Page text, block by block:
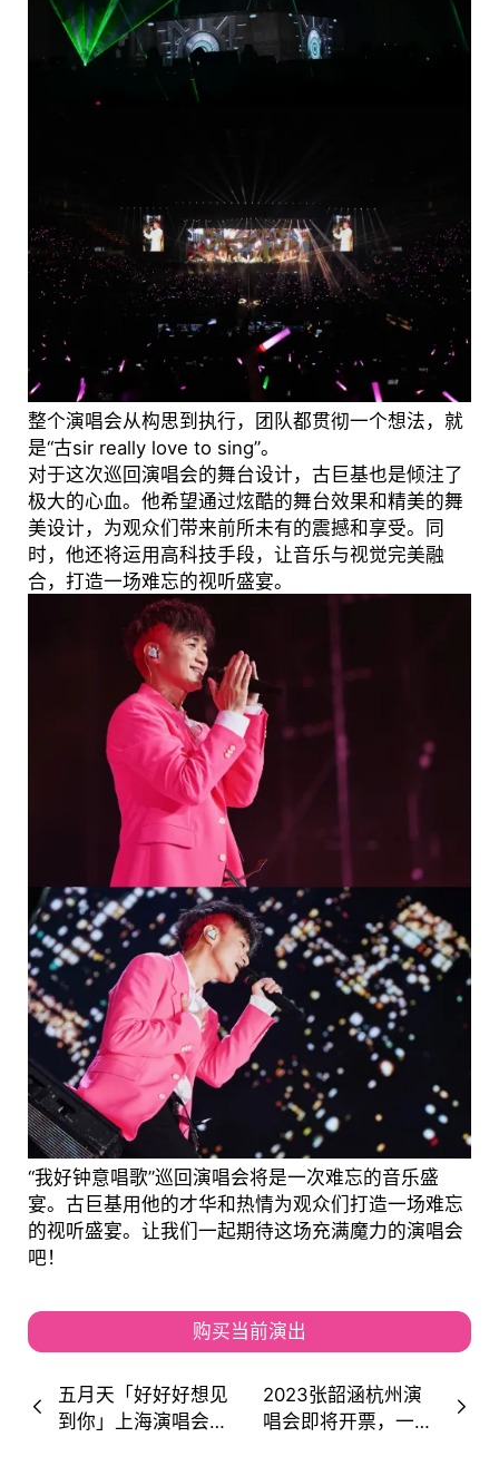
整个演唱会从构思到执行，团队都贯彻一个想法，就
是“古sir really love to sing”。
对于这次巡回演唱会的舞台设计，古巨基也是倾注了
极大的心血。他希望通过炫酷的舞台效果和精美的舞
美设计，为观众们带来前所未有的震撼和享受。同
时，他还将运用高科技手段，让音乐与视觉完美融
合，打造一场难忘的视听盛宴。
“我好钟意唱歌”巡回演唱会将是一次难忘的音乐盛
宴。古巨基用他的才华和热情为观众们打造一场难忘
的视听盛宴。让我们一起期待这场充满魔力的演唱会
吧！
购买当前演出
五月天「好好好想见
到你」上海演唱会，
2023张韶涵杭州演
唱会即将开票，一起